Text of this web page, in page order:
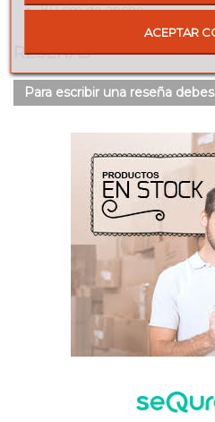
80 cm de ancho.
RESEÑAS
Para escribir una reseña
ACEPTAR